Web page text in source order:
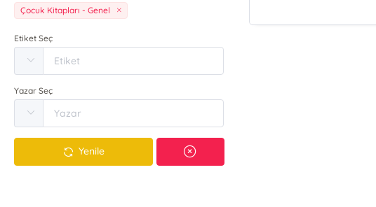
Çocuk Kitapları - Genel
Etiket Seç
Yazar Seç
Yenile